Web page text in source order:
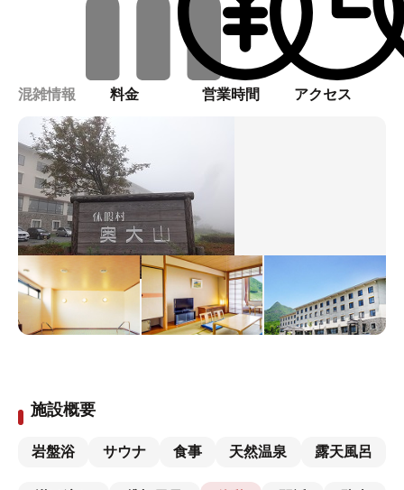
混雑情報 料金 営業時間 アクセス
施設概要
岩盤浴 サウナ 食事 天然温泉 露天風呂